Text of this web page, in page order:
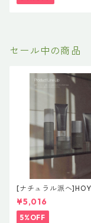
なる。」
セール中の商品
[ナチュラル派へ
AS【Effortless Line
ーム＆グレイズオイル
¥5,016
5%OFF